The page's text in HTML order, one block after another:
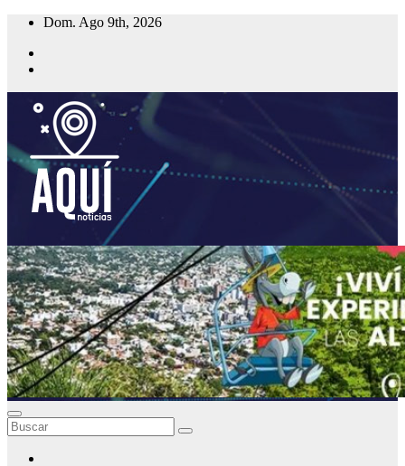
Saltar
contenido
Dom. Ago 9th, 2026